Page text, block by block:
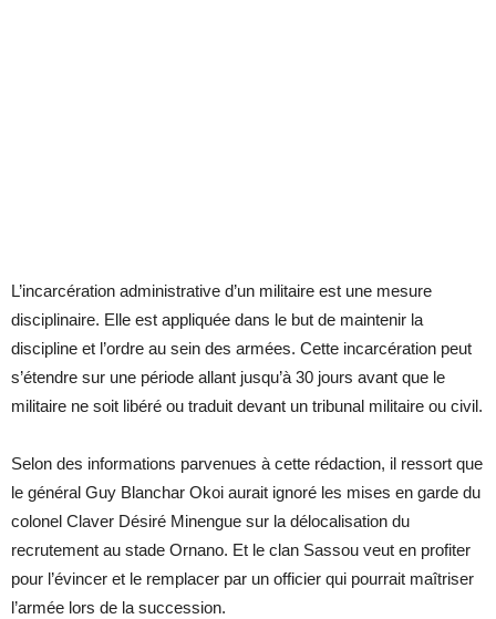
L’incarcération administrative d’un militaire est une mesure
disciplinaire. Elle est appliquée dans le but de maintenir la
discipline et l’ordre au sein des armées. Cette incarcération peut
s’étendre sur une période allant jusqu’à 30 jours avant que le
militaire ne soit libéré ou traduit devant un tribunal militaire ou civil.
Selon des informations parvenues à cette rédaction, il ressort que
le général Guy Blanchar Okoi aurait ignoré les mises en garde du
colonel Claver Désiré Minengue sur la délocalisation du
recrutement au stade Ornano. Et le clan Sassou veut en profiter
pour l’évincer et le remplacer par un officier qui pourrait maîtriser
l’armée lors de la succession.